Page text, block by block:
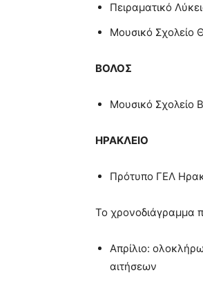
Πειραματικό
Μουσικό Σχολείο
ΒΟΛΟΣ
Μουσικό Σχολείο
ΗΡΑΚΛΕΙΟ
Πρότυπο ΓΕΛ
Το χρονοδιάγραμμα
Απρίλιο:
αιτήσεων